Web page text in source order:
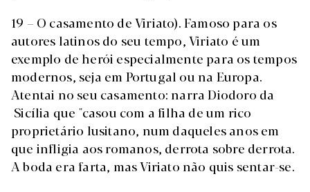
19 – O casamento de Viriato). Famoso para os
autores latinos do seu tempo, Viriato é um
exemplo de herói especialmente para os tempos
modernos, seja em Portugal ou na Europa.
Atentai no seu casamento: narra Diodoro da
Sicília que "casou com a filha de um rico
proprietário lusitano, num daqueles anos em
que infligia aos romanos, derrota sobre derrota.
A boda era farta, mas Viriato não quis sentar-se.